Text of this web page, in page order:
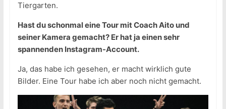
Tiergarten.
Hast du schonmal eine Tour mit Coach Aito und
seiner Kamera gemacht? Er hat ja einen sehr
spannenden Instagram-Account.
Ja, das habe ich gesehen, er macht wirklich gute
Bilder. Eine Tour habe ich aber noch nicht gemacht.